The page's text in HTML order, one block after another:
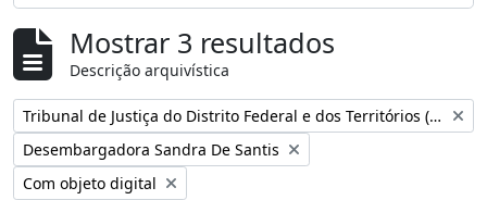
Mostrar 3 resultados
Descrição arquivística
Remover filtro:
Tribunal de Justiça do Distrito Federal e dos Territórios (Brasil)
Remover filtro:
Desembargadora Sandra De Santis
Remover filtro:
Com objeto digital